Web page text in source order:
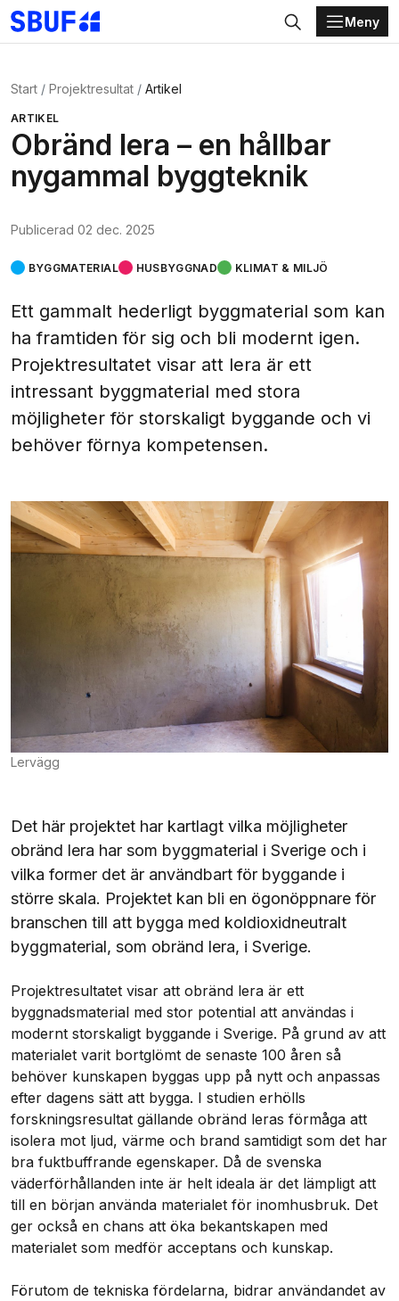
Gå direkt till huvudinnehållet
Sök
Meny
Start Projektresultat Artikel
ARTIKEL
Obränd lera – en hållbar
nygammal byggteknik
Publicerad 02 dec. 2025
BYGGMATERIAL HUSBYGGNAD KLIMAT & MILJÖ
Ett gammalt hederligt byggmaterial som kan
ha framtiden för sig och bli modernt igen.
Projektresultatet visar att lera är ett
intressant byggmaterial med stora
möjligheter för storskaligt byggande och vi
behöver förnya kompetensen.
Lervägg
Det här projektet har kartlagt vilka möjligheter
obränd lera har som byggmaterial i Sverige och i
vilka former det är användbart för byggande i
större skala. Projektet kan bli en ögonöppnare för
branschen till att bygga med koldioxidneutralt
byggmaterial, som obränd lera, i Sverige.
Projektresultatet visar att obränd lera är ett
byggnadsmaterial med stor potential att användas i
modernt storskaligt byggande i Sverige. På grund av att
materialet varit bortglömt de senaste 100 åren så
behöver kunskapen byggas upp på nytt och anpassas
efter dagens sätt att bygga. I studien erhölls
forskningsresultat gällande obränd leras förmåga att
isolera mot ljud, värme och brand samtidigt som det har
bra fuktbuffrande egenskaper. Då de svenska
väderförhållanden inte är helt ideala är det lämpligt att
till en början använda materialet för inomhusbruk. Det
ger också en chans att öka bekantskapen med
materialet som medför acceptans och kunskap.
Förutom de tekniska fördelarna, bidrar användandet av